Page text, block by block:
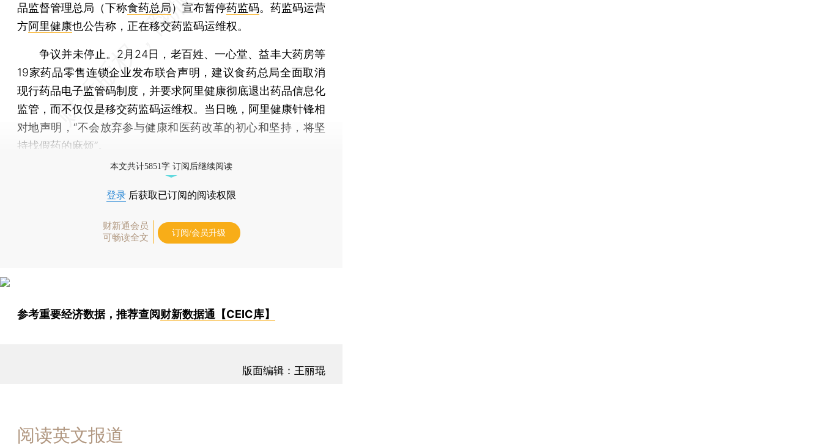
品监督管理总局（下称食药总局）宣布暂停药监码。药监码运营
方阿里健康也公告称，正在移交药监码运维权。
争议并未停止。2月24日，老百姓、一心堂、益丰大药房等
19家药品零售连锁企业发布联合声明，建议食药总局全面取消
现行药品电子监管码制度，并要求阿里健康彻底退出药品信息化
监管，而不仅仅是移交药监码运维权。当日晚，阿里健康针锋相
对地声明，“不会放弃参与健康和医药改革的初心和坚持，将坚
持找假药的麻烦”。
本文共计5851字 订阅后继续阅读
登录 后获取已订阅的阅读权限
财新通会员
可畅读全文
订阅/会员升级
参考重要经济数据，推荐查阅财新数据通【CEIC库】
版面编辑：王丽琨
阅读英文报道